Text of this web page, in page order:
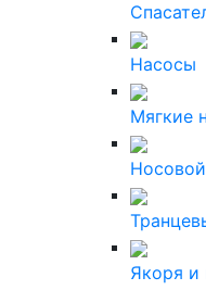
Насосы
Мягкие
Якоря